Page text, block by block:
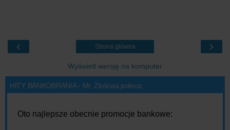
‹ ›
Strona główna
Wyświetl wersję na komputer
HITY BANKOBRANIA - Mr. Złotówa poleca:
Oto najlepsze obecnie promocje bankowe: